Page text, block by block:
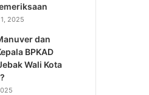
2025
dan
BPKAD
Wali Kota